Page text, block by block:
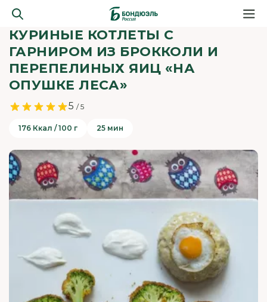
КУРИНЫЕ КОТЛЕТЫ С
ГАРНИРОМ ИЗ БРОККОЛИ И
ПЕРЕПЕЛИНЫХ ЯИЦ «НА
ОПУШКЕ ЛЕСА»
5 / 5
176 Ккал / 100 г 25 мин